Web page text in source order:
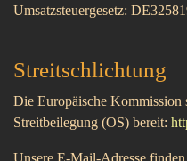
Umsatzsteuergesetz:
Streitschlichtung
Die Europäische
Streitbeilegung (OS) bereit:
Unsere E-Mail-Adresse finden